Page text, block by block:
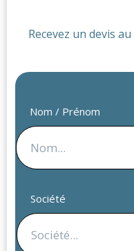
Recevez un devis au
Nom / Prénom
Société